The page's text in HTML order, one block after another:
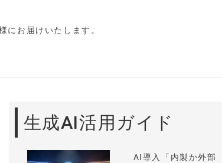
にお届けいたします。
生成AI活用ガイド
AI導入「内製か外部